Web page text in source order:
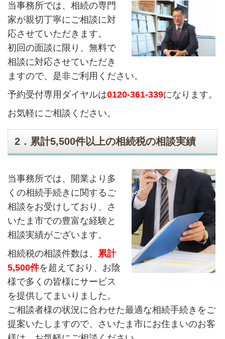
当事務所では、相続の専門
家が親切丁寧にご相談に対
応させていただきます。
初回の面談に限り、無料で
相談に対応させていただき
ますので、是非ご利用ください。
予約受付専用ダイヤルは0120-361-339になります。
お気軽にご相談ください。
2．累計5,500件以上の相続税の相談実績
当事務所では、開業より多
くの相続手続きに関するご
相談をお受けしており、さ
いたま市での豊富な経験と
相談実績がございます。
相続税の相談件数は、
累計
5,500件を超えており、お陰
様で多くの皆様にサービス
を提供してまいりました。
ご相談者様の状況に合わせた最適な相続手続きをご
提案いたしますので、さいたま市にお住まいのお客